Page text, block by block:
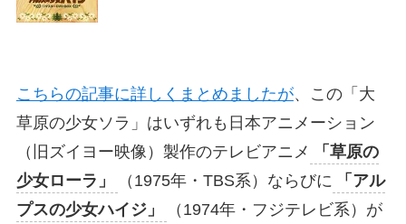
こちらの記事に詳しくまとめましたが、この「大
草原の少女ソラ」はいずれも日本アニメーション
（旧ズイヨー映像）製作のテレビアニメ
「草原の
少女ローラ」
（1975年・TBS系）ならびに
「アル
プスの少女ハイジ」
（1974年・フジテレビ系）が